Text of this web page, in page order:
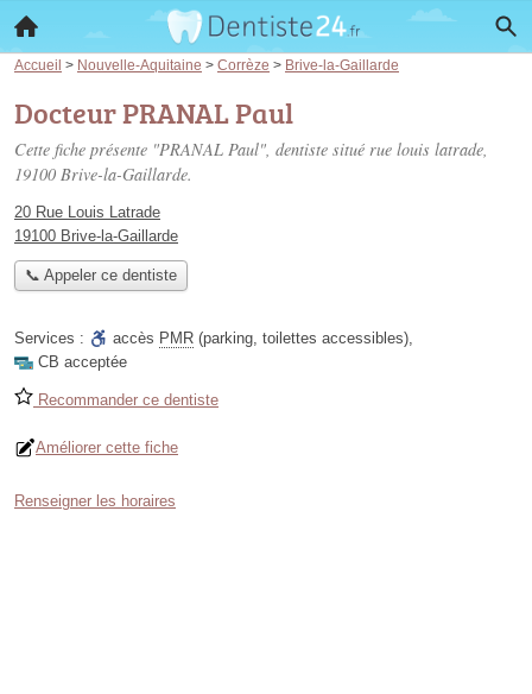
Accueil > Nouvelle-Aquitaine > Corrèze > Brive-la-Gaillarde
Docteur PRANAL Paul
Cette fiche présente "PRANAL Paul", dentiste situé rue louis latrade,
19100 Brive-la-Gaillarde.
20 Rue Louis Latrade
19100 Brive-la-Gaillarde
📞 Appeler ce dentiste
Services : accès PMR (parking, toilettes accessibles),
CB acceptée
Recommander ce dentiste
Améliorer cette fiche
Renseigner les horaires